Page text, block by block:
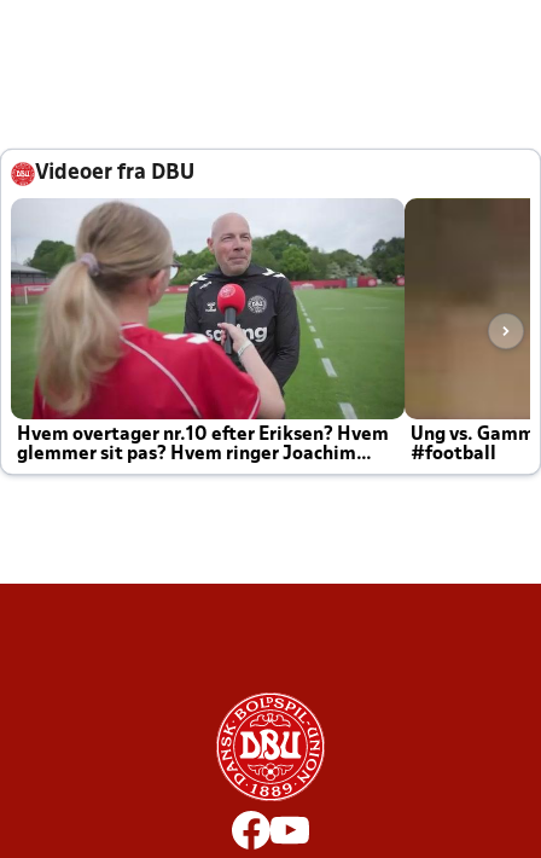
Videoer fra DBU
Hvem overtager nr.10 efter Eriksen? Hvem
glemmer sit pas? Hvem ringer Joachim
altid til efter kampe?
Ung vs.
#football